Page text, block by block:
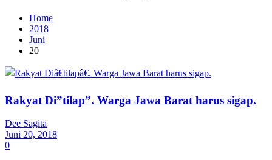
Home
2018
Juni
20
Rakyat Di”tilap”. Warga Jawa Barat harus sigap.
Dee Sagita
Juni 20, 2018
0